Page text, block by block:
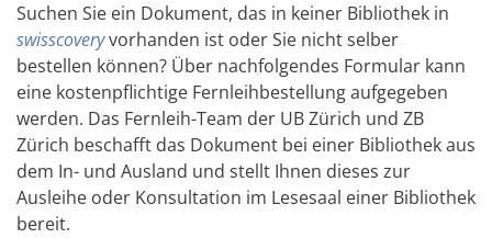
Suchen Sie ein Dokument, das in keiner Bibliothek in
swisscoveryvorhanden ist oder Sie nicht selber
bestellen können? Über nachfolgendes Formular kann
eine kostenpflichtige Fernleihbestellung aufgegeben
werden. Das Fernleih-Team der UB Zürich und ZB
Zürich beschafft das Dokument bei einer Bibliothek aus
dem In- und Ausland und stellt Ihnen dieses zur
Ausleihe oder Konsultation im Lesesaal einer Bibliothek
bereit.